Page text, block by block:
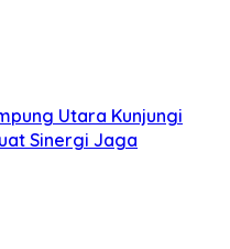
Utara Kunjungi
Sinergi Jaga